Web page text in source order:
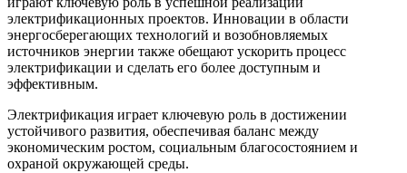
электрификационных проектов. Инновации в области
энергосберегающих технологий и возобновляемых
источников энергии также обещают ускорить процесс
электрификации и сделать его более доступным и
эффективным.
Электрификация играет ключевую роль в достижении
устойчивого развития, обеспечивая баланс между
экономическим ростом, социальным благосостоянием и
охраной окружающей среды.